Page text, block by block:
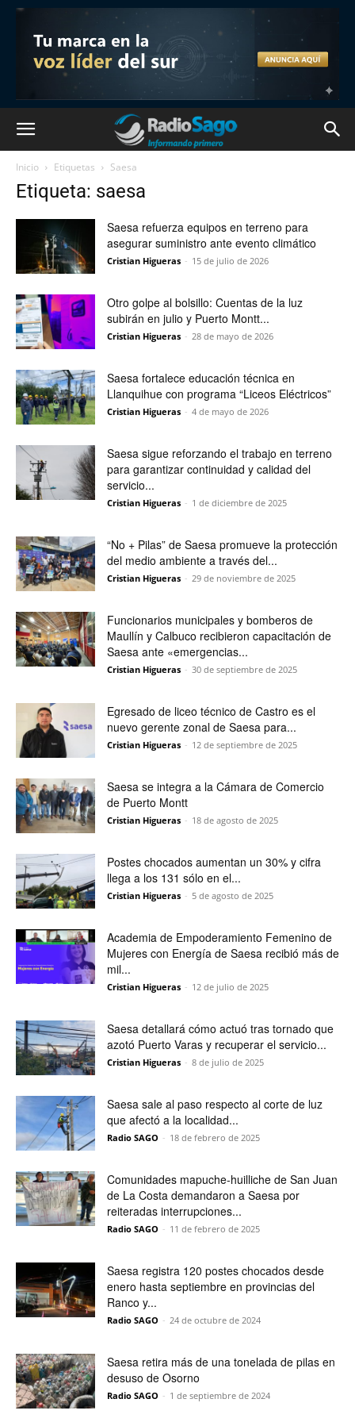
Inicio Etiquetas Saesa
Etiqueta: saesa
Saesa refuerza equipos en terreno para
asegurar suministro ante evento climático
Cristian Higueras - 15 de julio de 2026
Otro golpe al bolsillo: Cuentas de la luz
subirán en julio y Puerto Montt...
Cristian Higueras - 28 de mayo de 2026
Saesa fortalece educación técnica en
Llanquihue con programa “Liceos Eléctricos”
Cristian Higueras - 4 de mayo de 2026
Saesa sigue reforzando el trabajo en terreno
para garantizar continuidad y calidad del
servicio...
Cristian Higueras - 1 de diciembre de 2025
“No + Pilas” de Saesa promueve la protección
del medio ambiente a través del...
Cristian Higueras - 29 de noviembre de 2025
Funcionarios municipales y bomberos de
Maullín y Calbuco recibieron capacitación de
Saesa ante «emergencias...
Cristian Higueras - 30 de septiembre de 2025
Egresado de liceo técnico de Castro es el
nuevo gerente zonal de Saesa para...
Cristian Higueras - 12 de septiembre de 2025
Saesa se integra a la Cámara de Comercio
de Puerto Montt
Cristian Higueras - 18 de agosto de 2025
Postes chocados aumentan un 30% y cifra
llega a los 131 sólo en el...
Cristian Higueras - 5 de agosto de 2025
Academia de Empoderamiento Femenino de
Mujeres con Energía de Saesa recibió más de
mil...
Cristian Higueras - 12 de julio de 2025
Saesa detallará cómo actuó tras tornado que
azotó Puerto Varas y recuperar el servicio...
Cristian Higueras - 8 de julio de 2025
Saesa sale al paso respecto al corte de luz
que afectó a la localidad...
Radio SAGO - 18 de febrero de 2025
Comunidades mapuche-huilliche de San Juan
de La Costa demandaron a Saesa por
reiteradas interrupciones...
Radio SAGO - 11 de febrero de 2025
Saesa registra 120 postes chocados desde
enero hasta septiembre en provincias del
Ranco y...
Radio SAGO - 24 de octubre de 2024
Saesa retira más de una tonelada de pilas en
desuso de Osorno
Radio SAGO - 1 de septiembre de 2024